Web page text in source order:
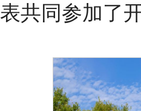
表共同参加了